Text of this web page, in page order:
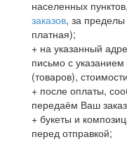
населенных
заказов, за пределы
платная);
+ на указанный
письмо с
(товаров),
+ после оплаты,
передаём Ваш
+ букеты и
перед отправкой;